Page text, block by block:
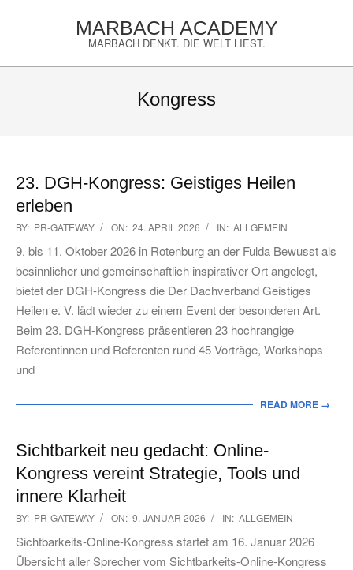
MARBACH ACADEMY
MARBACH DENKT. DIE WELT LIEST.
Kongress
23. DGH-Kongress: Geistiges Heilen
erleben
2026-
04-
24
BY: PR-GATEWAY ON: 24. APRIL 2026 IN: ALLGEMEIN
9. bis 11. Oktober 2026 in Rotenburg an der Fulda Bewusst als
besinnlicher und gemeinschaftlich inspirativer Ort angelegt,
bietet der DGH-Kongress die Der Dachverband Geistiges
Heilen e. V. lädt wieder zu einem Event der besonderen Art.
Beim 23. DGH-Kongress präsentieren 23 hochrangige
Referentinnen und Referenten rund 45 Vorträge, Workshops
und
READ MORE →
Sichtbarkeit neu gedacht: Online-
Kongress vereint Strategie, Tools und
innere Klarheit
2026-
01-
09
BY: PR-GATEWAY ON: 9. JANUAR 2026 IN: ALLGEMEIN
Sichtbarkeits-Online-Kongress startet am 16. Januar 2026
Übersicht aller Sprecher vom Sichtbarkeits-Online-Kongress